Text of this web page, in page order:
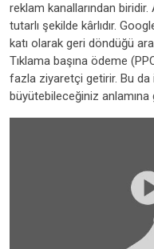
reklam kanallarından
tutarlı şekilde kârlıdır.
katı olarak geri döndüğü
Tıklama başına ödeme
fazla ziyaretçi getirir. Bu da
büyütebileceğiniz anlamına